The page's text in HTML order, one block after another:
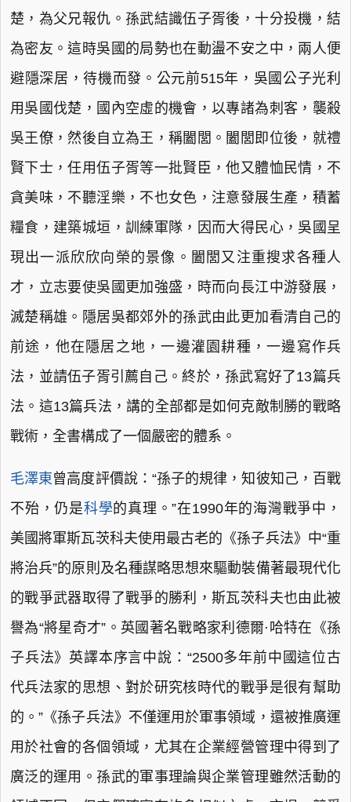
楚，為父兄報仇。孫武結識伍子胥後，十分投機，結
為密友。這時吳國的局勢也在動盪不安之中，兩人便
避隱深居，待機而發。公元前515年，吳國公子光利
用吳國伐楚，國內空虛的機會，以專諸為刺客，襲殺
吳王僚，然後自立為王，稱闔閭。闔閭即位後，就禮
賢下士，任用伍子胥等一批賢臣，他又體恤民情，不
貪美味，不聽淫樂，不也女色，注意發展生產，積蓄
糧食，建築城垣，訓練軍隊，因而大得民心，吳國呈
現出一派欣欣向榮的景像。闔閭又注重搜求各種人
才，立志要使吳國更加強盛，時而向長江中游發展，
滅楚稱雄。隱居吳都郊外的孫武由此更加看清自己的
前途，他在隱居之地，一邊灌園耕種，一邊寫作兵
法，並請伍子胥引薦自己。終於，孫武寫好了13篇兵
法。這13篇兵法，講的全部都是如何克敵制勝的戰略
戰術，全書構成了一個嚴密的體系。
毛澤東曾高度評價說：“孫子的規律，知彼知己，百戰
不殆，仍是科學的真理。”在1990年的海灣戰爭中，
美國將軍斯瓦茨科夫使用最古老的《孫子兵法》中“重
將治兵”的原則及名種謀略思想來驅動裝備著最現代化
的戰爭武器取得了戰爭的勝利，斯瓦茨科夫也由此被
譽為“將星奇才”。英國著名戰略家利德爾·哈特在《孫
子兵法》英譯本序言中說：“2500多年前中國這位古
代兵法家的思想、對於研究核時代的戰爭是很有幫助
的。”《孫子兵法》不僅運用於軍事領域，還被推廣運
用於社會的各個領域，尤其在企業經營管理中得到了
廣泛的運用。孫武的軍事理論與企業管理雖然活動的